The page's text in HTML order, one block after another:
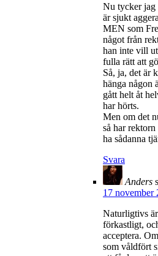
Nu tycker jag
är sjukt
MEN som
något från
han inte vill
fulla rätt att
Så, ja, det är
hänga någon
gått helt åt
har hörts.
Men om det
så har
ha sådanna
Svara
Anders
17 november
Naturligtivs
förkastligt,
acceptera.
som våldfört